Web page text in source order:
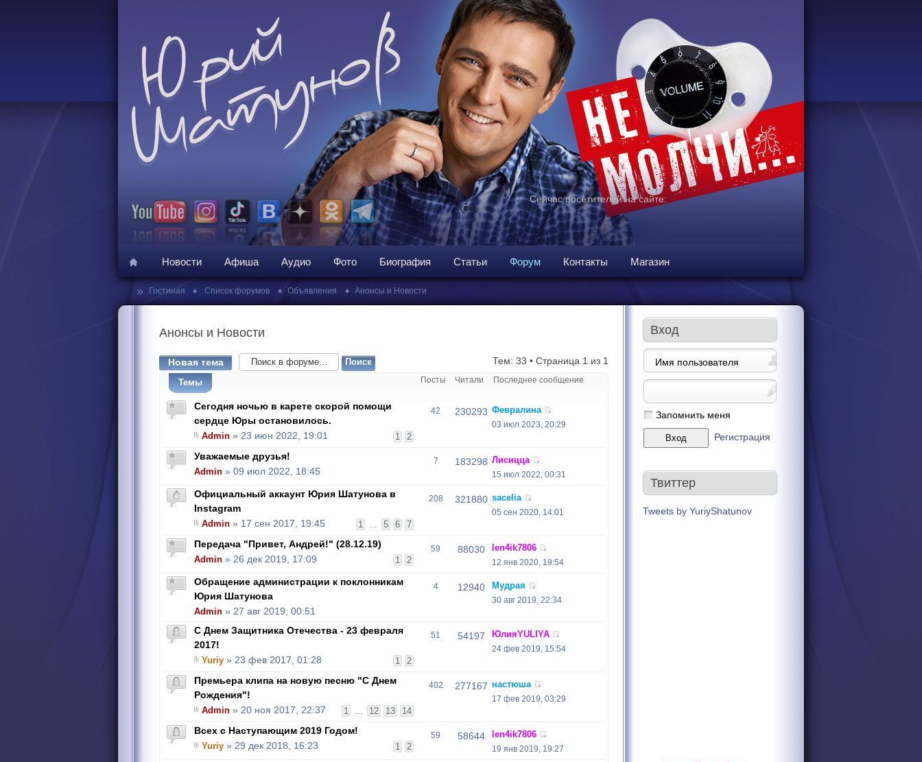
Сейчас посетителей на сайте:
Новости Афиша Аудио Фото Биография Статьи Форум Контакты Магазин
» Гостиная • Список форумов • Объявления • Анонсы и Новости
Анонсы и Новости
Новая тема Тем: 33 • Страница 1 из 1
Темы Посты Читали Последнее сообщение
Сегодня ночью в карете скорой помощи
сердце Юры остановилось.
1 2
Admin » 23 июн 2022, 19:01
42 230293 Февралина
03 июл 2023, 20:29
Уважаемые друзья!
Admin » 09 июл 2022, 18:45
7 183298 Лисицца
15 июл 2022, 00:31
Официальный аккаунт Юрия Шатунова в
Instagram
1 ... 5 6 7
Admin » 17 сен 2017, 19:45
208 321880 sacelia
05 сен 2020, 14:01
Передача "Привет, Андрей!" (28.12.19)
1 2
Admin » 26 дек 2019, 17:09
59 88030 len4ik7806
12 янв 2020, 19:54
Обращение администрации к поклонникам
Юрия Шатунова
Admin » 27 авг 2019, 00:51
4 12940 Мудрая
30 авг 2019, 22:34
С Днем Защитника Отечества - 23 февраля
2017!
1 2
Yuriy » 23 фев 2017, 01:28
51 54197 ЮлияYULIYA
24 фев 2019, 15:54
Премьера клипа на новую песню "С Днем
Рождения"!
1 ... 12 13 14
Admin » 20 ноя 2017, 22:37
402 277167 настюша
17 фев 2019, 03:29
Всех с Наступающим 2019 Годом!
1 2
Yuriy » 29 дек 2018, 16:23
59 58644 len4ik7806
19 янв 2019, 19:27
Вход
Запомнить меня
Регистрация
Твиттер
Tweets by YuriyShatunov